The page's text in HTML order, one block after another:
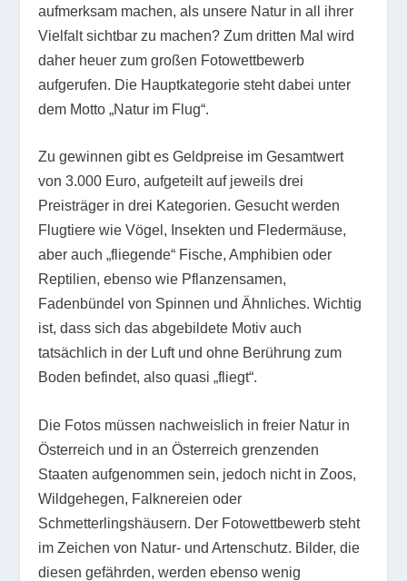
aufmerksam machen, als unsere Natur in all ihrer
Vielfalt sichtbar zu machen? Zum dritten Mal wird
daher heuer zum großen Fotowettbewerb
aufgerufen. Die Hauptkategorie steht dabei unter
dem Motto „Natur im Flug“.
Zu gewinnen gibt es Geldpreise im Gesamtwert
von 3.000 Euro, aufgeteilt auf jeweils drei
Preisträger in drei Kategorien. Gesucht werden
Flugtiere wie Vögel, Insekten und Fledermäuse,
aber auch „fliegende“ Fische, Amphibien oder
Reptilien, ebenso wie Pflanzensamen,
Fadenbündel von Spinnen und Ähnliches. Wichtig
ist, dass sich das abgebildete Motiv auch
tatsächlich in der Luft und ohne Berührung zum
Boden befindet, also quasi „fliegt“.
Die Fotos müssen nachweislich in freier Natur in
Österreich und in an Österreich grenzenden
Staaten aufgenommen sein, jedoch nicht in Zoos,
Wildgehegen, Falknereien oder
Schmetterlingshäusern. Der Fotowettbewerb steht
im Zeichen von Natur- und Artenschutz. Bilder, die
diesen gefährden, werden ebenso wenig